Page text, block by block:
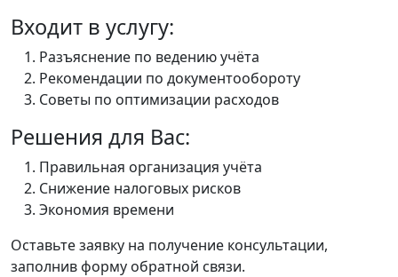
Входит в услугу:
Разъяснение по ведению учёта
Рекомендации по документообороту
Советы по оптимизации расходов
Решения для Вас:
Правильная организация учёта
Снижение налоговых рисков
Экономия времени
Оставьте заявку на получение консультации,
заполнив форму обратной связи.